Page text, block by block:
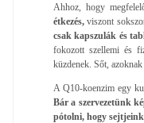
Ahhoz, hogy
étkezés, viszont
csak kapszulák és
fokozott szellemi és
küzdenek. Sőt,
A Q10-koenzim egy
Bár a szervezetünk
pótolni, hogy